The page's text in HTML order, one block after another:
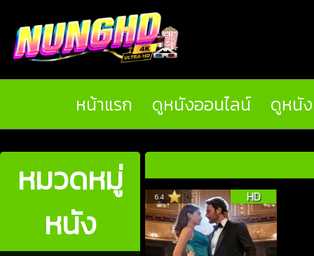
หน้าแรก ดูหนังออนไลน์ ดูหนั
หมวดหมู่
หนัง
6.4 HD